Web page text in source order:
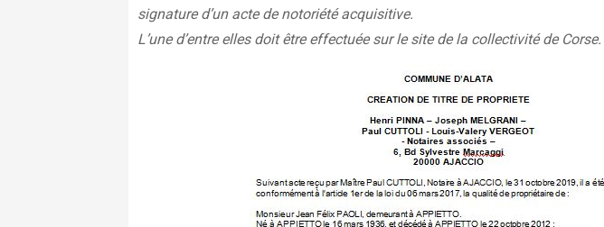
signature d’un acte de notoriété acquisitive.
L’une d’entre elles doit être effectuée sur le site de la collectivité de Corse.